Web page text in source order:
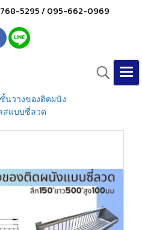
5295 / 095-662-0969
ชั้นวางของติดผนัง
สแบบซี่ลวด